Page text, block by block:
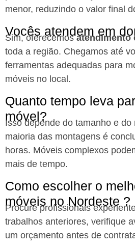
menor, reduzindo o valor final
Vocês atendem em
Sim, oferecemosatendimento
toda a região. Chegamos até
ferramentas adequadas para
móveis no local.
Quanto tempo leva
móvel?
Isso depende do tamanho e do
maioria das montagens é
horas. Móveis complexos
mais de tempo.
Como escolher o
móveis no Nordeste ?
Procure profissionais
trabalhos anteriores, verifique
um orçamento antes de